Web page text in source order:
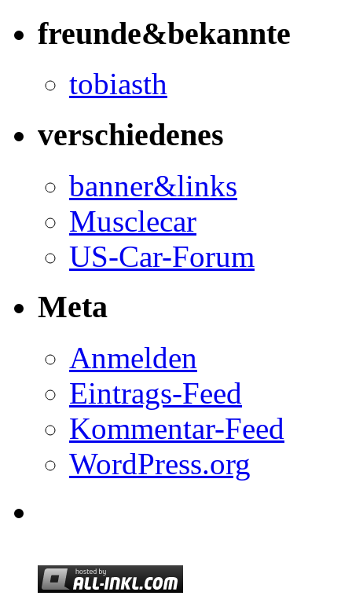
freunde&bekannte
tobiasth
verschiedenes
banner&links
Musclecar
US-Car-Forum
Meta
Anmelden
Eintrags-Feed
Kommentar-Feed
WordPress.org